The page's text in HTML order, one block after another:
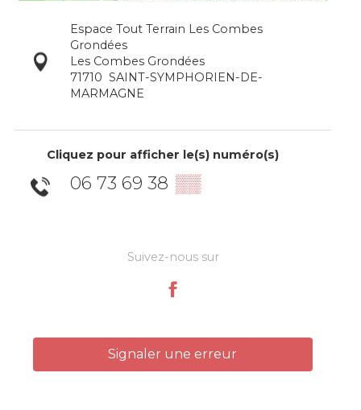
Espace Tout Terrain Les Combes
Grondées
Les Combes Grondées
71710 SAINT-SYMPHORIEN-DE-
MARMAGNE
Cliquez pour afficher le(s) numéro(s)
06 73 69 38 ▒▒
Suivez-nous sur
Signaler une erreur